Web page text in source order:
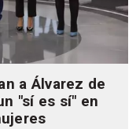
a Álvarez de
"sí es sí" en